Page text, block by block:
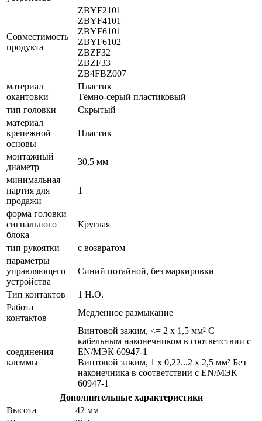
Совместимость
продукта
ZBYF2101
ZBYF4101
ZBYF6101
ZBYF6102
ZBZF32
ZBZF33
ZB4FBZ007
материал
окантовки
Пластик
Тёмно-серый пластиковый
тип головки
Скрытый
материал
крепежной
основы
Пластик
монтажный
диаметр
30,5 мм
минимальная
партия для
продажи
1
форма головки
сигнального
блока
Круглая
тип рукоятки
с возвратом
параметры
управляющего
устройства
Синий потайной, без маркировки
Тип контактов
1 Н.О.
Работа
контактов
Медленное размыкание
соединения –
клеммы
Винтовой зажим, <= 2 x 1,5 мм² С
кабельным наконечником в соответствии с
EN/МЭК 60947-1
Винтовой зажим, 1 x 0,22...2 x 2,5 мм² Без
наконечника в соответствии с EN/МЭК
60947-1
Дополнительные характеристики
Высота
42 мм